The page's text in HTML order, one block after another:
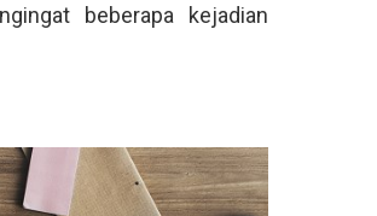
beberapa kejadian